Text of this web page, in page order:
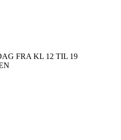
FRA KL 12 TIL 19